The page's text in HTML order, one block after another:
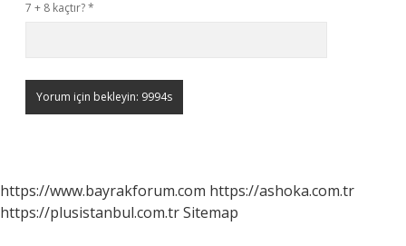
7 + 8 kaçtır?*
https://www.bayrakforum.com https://ashoka.com.tr
https://plusistanbul.com.trSitemap